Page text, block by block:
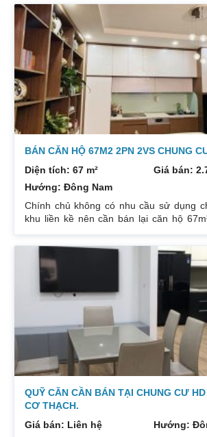
nên cần bán lại để đầu tư cái khác,
Hướng: TB, ban công Đông Nam. Thiết
174m². Nội thất đẹp thiết kế sang trọng
khách, bếp, thiết bị vệ sinh tất cả đều
Nhà đã có sổ pháp
BÁN CĂN HỘ 67M2 2PN 2VS CHUNG
Diện tích: 67 m²
Giá bán:
Hướng: Đông Nam
Chính chủ không có nhu cầu sử dụng
khu liền kề nên cần bán lại căn hộ
công hướng Đông Nam căn góc nhiều
ban công nhỏ phòng ngủ chính. Đồ nội
để lại toàn bộ nội thất cao cấp theo
Sổ đỏ chính chủ xem nhà 24/24.
0832133366
QUỸ CĂN CẦN BÁN TẠI CHUNG CƯ
CƠ THẠCH.
Giá bán: Liên hệ
Hướng: